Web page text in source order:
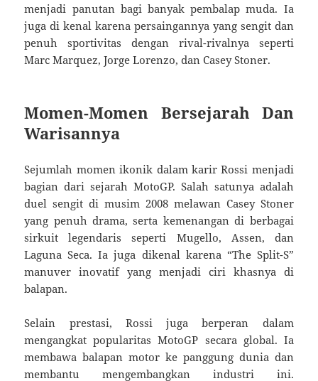
menjadi panutan bagi banyak pembalap muda. Ia
juga di kenal karena persaingannya yang sengit dan
penuh sportivitas dengan rival-rivalnya seperti
Marc Marquez, Jorge Lorenzo, dan Casey Stoner.
Momen-Momen Bersejarah Dan
Warisannya
Sejumlah momen ikonik dalam karir Rossi menjadi
bagian dari sejarah MotoGP. Salah satunya adalah
duel sengit di musim 2008 melawan Casey Stoner
yang penuh drama, serta kemenangan di berbagai
sirkuit legendaris seperti Mugello, Assen, dan
Laguna Seca. Ia juga dikenal karena “The Split-S”
manuver inovatif yang menjadi ciri khasnya di
balapan.
Selain prestasi, Rossi juga berperan dalam
mengangkat popularitas MotoGP secara global. Ia
membawa balapan motor ke panggung dunia dan
membantu mengembangkan industri ini.